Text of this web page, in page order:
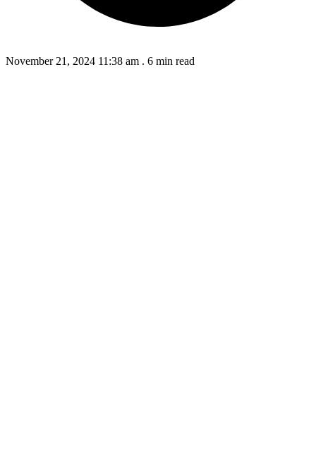
November 21, 2024 11:38 am . 6 min read